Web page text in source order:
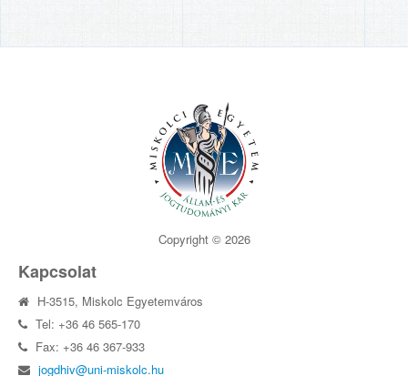
Copyright © 2026
Kapcsolat
H-3515, Miskolc Egyetemváros
Tel: +36 46 565-170
Fax: +36 46 367-933
jogdhiv@uni-miskolc.hu